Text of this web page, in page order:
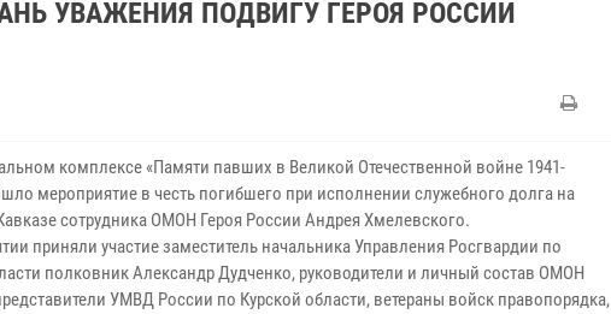
УВАЖЕНИЯ ПОДВИГУ ГЕРОЯ РОССИИ
комплексе «Памяти павших в Великой Отечественной войне 1941-
мероприятие в честь погибшего при исполнении служебного долга на
сотрудника ОМОН Героя России Андрея Хмелевского.
приняли участие заместитель начальника Управления Росгвардии по
полковник Александр Дудченко, руководители и личный состав ОМОН
УМВД России по Курской области, ветераны войск правопорядка,